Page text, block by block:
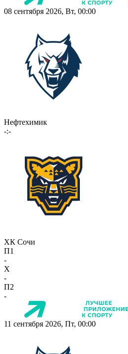
08 сентября 2026, Вт, 00:00
Нефтехимик
-:-
ХК Сочи
П1
-
X
-
П2
-
11 сентября 2026, Пт, 00:00